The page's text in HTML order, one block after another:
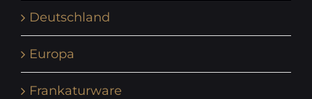
Deutschland
Europa
Frankaturware